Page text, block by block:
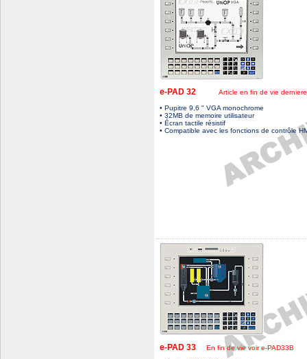
e-PAD 32 Article en fin de vie
• Pupitre 9,6 " VGA monochrome
• 32MB de memoire utilisateur
• Écran tactile résistif
• Compatible avec les fonctions de contrôle
e-PAD 33 En fin de vie voir e-PAD33B